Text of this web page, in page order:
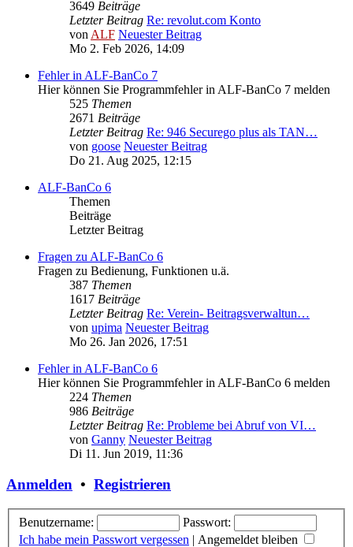
3649 Beiträge
Letzter Beitrag Re: revolut.com Konto
vonALF Neuester Beitrag
Mo 2. Feb 2026, 14:09
Fehler in ALF-BanCo 7
Hier können Sie Programmfehler in ALF-BanCo 7 melden
525 Themen
2671 Beiträge
Letzter Beitrag Re: 946 Securego plus als TAN…
von goose Neuester Beitrag
Do 21. Aug 2025, 12:15
ALF-BanCo 6
Themen
Beiträge
Letzter Beitrag
Fragen zu ALF-BanCo 6
Fragen zu Bedienung, Funktionen u.ä.
387 Themen
1617 Beiträge
Letzter Beitrag Re: Verein- Beitragsverwaltun…
von upima Neuester Beitrag
Mo 26. Jan 2026, 17:51
Fehler in ALF-BanCo 6
Hier können Sie Programmfehler in ALF-BanCo 6 melden
224 Themen
986 Beiträge
Letzter Beitrag Re: Probleme bei Abruf von VI…
von Ganny Neuester Beitrag
Di 11. Jun 2019, 11:36
Anmelden • Registrieren
Benutzername:
Passwort:
Ich habe mein Passwort vergessen | Angemeldet bleiben